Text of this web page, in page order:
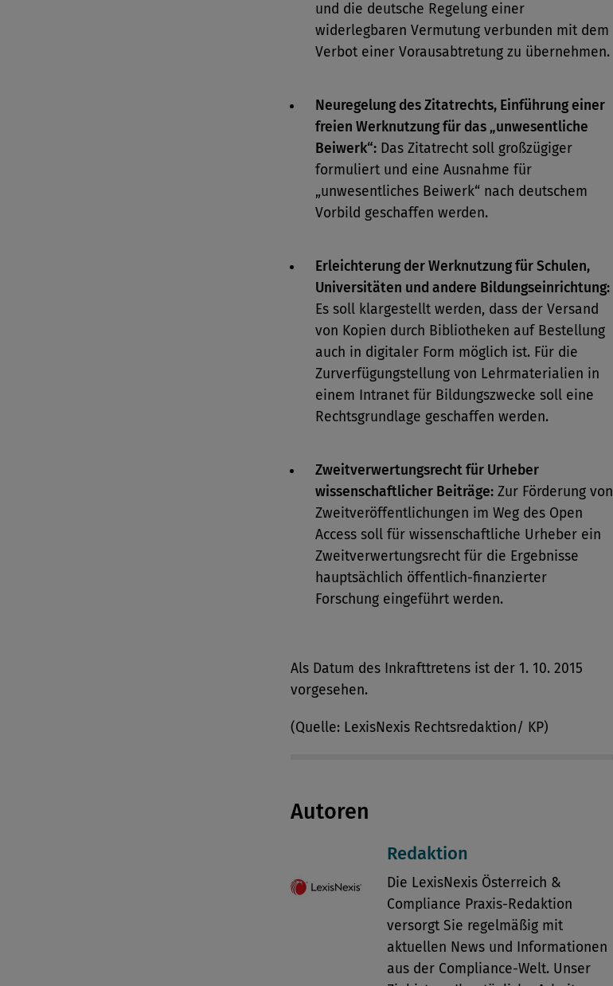
und die deutsche Regelung einer
widerlegbaren Vermutung verbunden mit dem
Verbot einer Vorausabtretung zu übernehmen.
Neuregelung des Zitatrechts, Einführung einer
freien Werknutzung für das „unwesentliche
Beiwerk“: Das Zitatrecht soll großzügiger
formuliert und eine Ausnahme für
„unwesentliches Beiwerk“ nach deutschem
Vorbild geschaffen werden.
Erleichterung der Werknutzung für Schulen,
Universitäten und andere Bildungseinrichtung:
Es soll klargestellt werden, dass der Versand
von Kopien durch Bibliotheken auf Bestellung
auch in digitaler Form möglich ist. Für die
Zurverfügungstellung von Lehrmaterialien in
einem Intranet für Bildungszwecke soll eine
Rechtsgrundlage geschaffen werden.
Zweitverwertungsrecht für Urheber
wissenschaftlicher Beiträge: Zur Förderung von
Zweitveröffentlichungen im Weg des Open
Access soll für wissenschaftliche Urheber ein
Zweitverwertungsrecht für die Ergebnisse
hauptsächlich öffentlich-finanzierter
Forschung eingeführt werden.
Als Datum des Inkrafttretens ist der 1. 10. 2015
vorgesehen.
(Quelle: LexisNexis Rechtsredaktion/ KP)
Autoren
Redaktion
Die LexisNexis Österreich &
Compliance Praxis-Redaktion
versorgt Sie regelmäßig mit
aktuellen News und Informationen
aus der Compliance-Welt. Unser